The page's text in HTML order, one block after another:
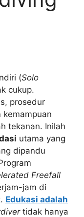
(Solo
cukup.
prosedur
tekanan. Inilah
utama yang
dipandu
Freefall
jam di
Edukasi adalah
tidak hanya